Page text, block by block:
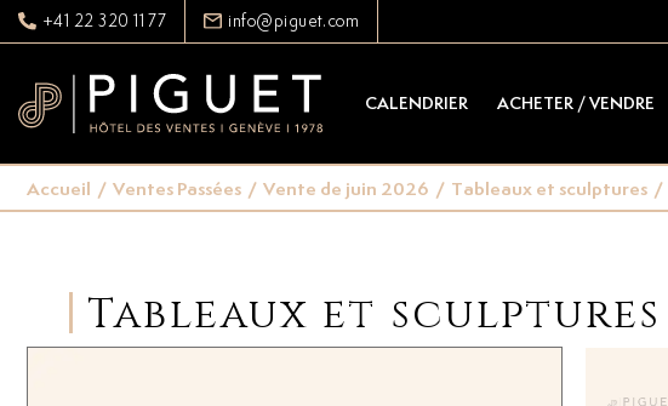
+41 22 320 11 77 info@piguet.com
CALENDRIER ACHETER / VENDRE
Accueil / Ventes Passées / Vente de juin 2026 / Tableaux et sculptures /
Tableaux et sculptures